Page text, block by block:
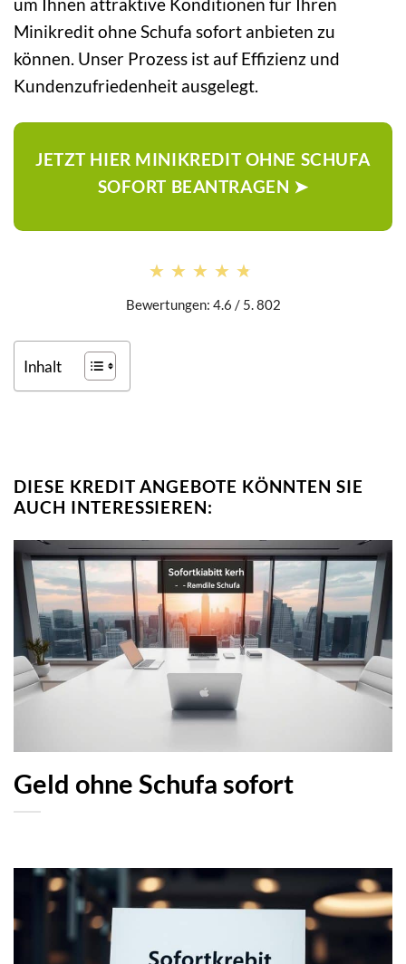
Minikredit ohne Schufa sofort anbieten zu
können. Unser Prozess ist auf Effizienz und
Kundenzufriedenheit ausgelegt.
JETZT HIER MINIKREDIT OHNE SCHUFA
SOFORT BEANTRAGEN ➤
★★★★★
★★★★★
Bewertungen: 4.6 / 5. 802
Inhalt
DIESE KREDIT ANGEBOTE KÖNNTEN SIE
AUCH INTERESSIEREN:
Geld ohne Schufa sofort